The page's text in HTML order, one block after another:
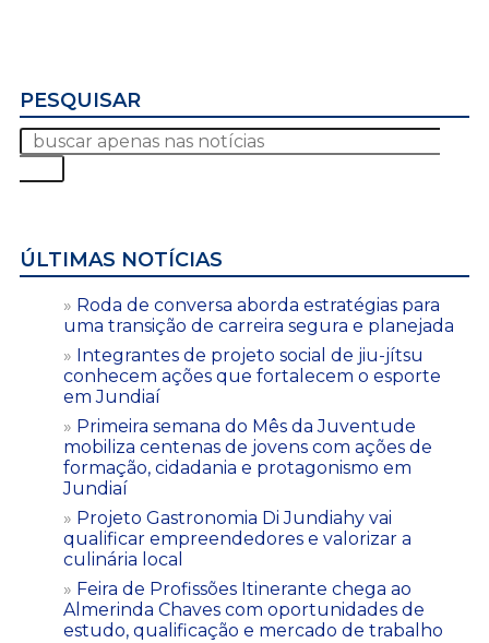
PESQUISAR
ÚLTIMAS NOTÍCIAS
Roda de conversa aborda estratégias para
uma transição de carreira segura e planejada
Integrantes de projeto social de jiu-jítsu
conhecem ações que fortalecem o esporte
em Jundiaí
Primeira semana do Mês da Juventude
mobiliza centenas de jovens com ações de
formação, cidadania e protagonismo em
Jundiaí
Projeto Gastronomia Di Jundiahy vai
qualificar empreendedores e valorizar a
culinária local
Feira de Profissões Itinerante chega ao
Almerinda Chaves com oportunidades de
estudo, qualificação e mercado de trabalho